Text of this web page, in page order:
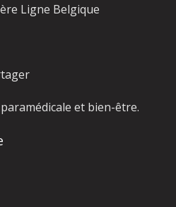
Ligne Belgique
et bien-être.